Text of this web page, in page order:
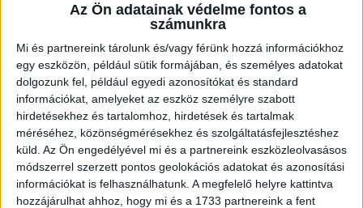
Az Ön adatainak védelme fontos a
számunkra
Mi és partnereink tárolunk és/vagy férünk hozzá információkhoz
egy eszközön, például sütik formájában, és személyes adatokat
dolgozunk fel, például egyedi azonosítókat és standard
információkat, amelyeket az eszköz személyre szabott
hirdetésekhez és tartalomhoz, hirdetések és tartalmak
méréséhez, közönségmérésekhez és szolgáltatásfejlesztéshez
küld. Az Ön engedélyével mi és a partnereink eszközleolvasásos
módszerrel szerzett pontos geolokációs adatokat és azonosítási
információkat is felhasználhatunk. A megfelelő helyre kattintva
hozzájárulhat ahhoz, hogy mi és a 1733 partnereink a fent
Eladó Társasházi lakás (#183314)
Szeged
48 900 000 Ft
43 m szobák: 2 „C“